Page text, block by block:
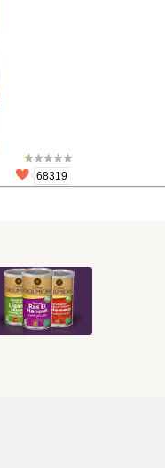
68319